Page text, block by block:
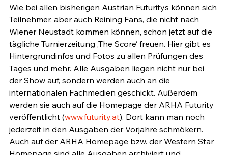
Wie bei allen bisherigen Austrian Futuritys können sich
Teilnehmer, aber auch Reining Fans, die nicht nach
Wiener Neustadt kommen können, schon jetzt auf die
tägliche Turnierzeitung ‚The Score‘ freuen. Hier gibt es
Hintergrundinfos und Fotos zu allen Prüfungen des
Tages und mehr. Alle Ausgaben liegen nicht nur bei
der Show auf, sondern werden auch an die
internationalen Fachmedien geschickt. Außerdem
werden sie auch auf die Homepage der ARHA Futurity
veröffentlicht (www.futurity.at). Dort kann man noch
jederzeit in den Ausgaben der Vorjahre schmökern.
Auch auf der ARHA Homepage bzw. der Western Star